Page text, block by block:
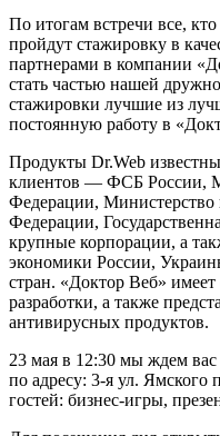
По итогам встречи все,
пройдут стажировку в
партнерами в компании
стать частью нашей
стажировки лучшие из
постоянную работу в
Продукты Dr.Web
клиентов — ФСБ России,
Федерации, Министерство
Федерации,
крупные корпорации, а
экономики России,
стран. «Доктор Веб»
разработки, а также
антивирусных продуктов.
23 мая в 12:30 мы ждем
по адресу: 3-я ул. Ямского
гостей: бизнес-игры,